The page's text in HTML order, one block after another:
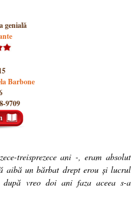
genială
Barbone
9709
treisprezece ani -, eram absolut
aibă un bărbat drept erou și lucrul
vreo doi ani faza aceea s-a